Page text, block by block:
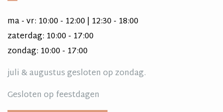
ma - vr: 10:00 - 12:00 | 12:30 - 18:00
zaterdag: 10:00 - 17:00
zondag: 10:00 - 17:00
juli & augustus gesloten op zondag.
Gesloten op feestdagen